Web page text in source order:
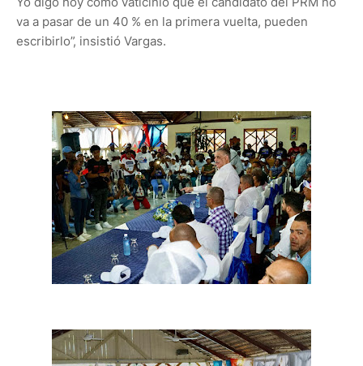
va a pasar de un 40 % en la primera vuelta, pueden
escribirlo”, insistió Vargas.